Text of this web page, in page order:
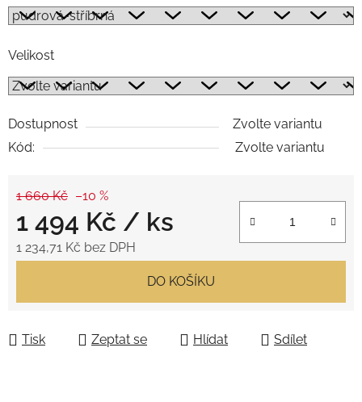
Velikost
Dostupnost
Zvolte variantu
Kód:
Zvolte variantu
1 660 Kč –10 %
1 494 Kč / ks
1 234,71 Kč bez DPH
DO KOŠÍKU
Tisk Zeptat se Hlídat Sdílet